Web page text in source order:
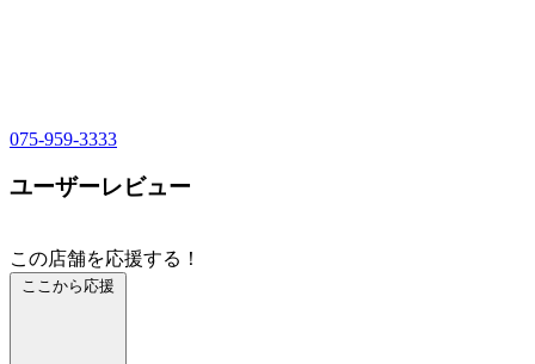
075-959-3333
ユーザーレビュー
この店舗を応援する！
ここから応援